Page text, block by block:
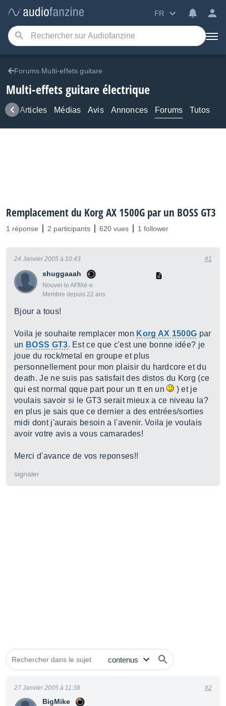
FR
Forums Multi-effets guitare
Multi-effets guitare électrique
Articles Médias Avis Annonces Forums Tutos
Remplacement du Korg AX 1500G par un BOSS GT3
1 réponse 2 participants 620 vues 1 follower
shuggaaah
Nouvel·le AFfilié·e
Membre depuis 22 ans
24 Janvier 2005 à 10:43 #1
Bjour a tous!
Voila je souhaite remplacer mon Korg AX 1500G par
un BOSS GT3. Est ce que c'est une bonne idée? je
joue du rock/metal en groupe et plus
personnellement pour mon plaisir du hardcore et du
death. Je ne suis pas satisfait des distos du Korg (ce
qui est normal qque part pour un tt en un
) et je
voulais savoir si le GT3 serait mieux a ce niveau la?
en plus je sais que ce dernier a des entrées/sorties
midi dont j'aurais besoin a l'avenir. Voila je voulais
avoir votre avis a vous camarades!
Merci d'avance de vos reponses!!
signaler
BigMike
27 Janvier 2005 à 11:38 #2